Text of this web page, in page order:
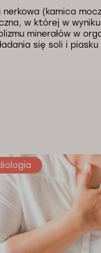
nerkowa (kamica
w której w
minerałów w
się soli i